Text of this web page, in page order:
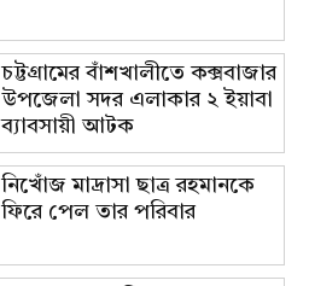
চট্টগ্রামের বাঁশখালীতে কক্সবাজার
উপজেলা সদর এলাকার ২ ইয়াবা
ব্যাবসায়ী আটক
নিখোঁজ মাদ্রাসা ছাত্র রহমানকে
ফিরে পেল তার পরিবার